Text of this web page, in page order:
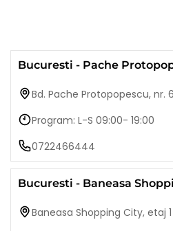
Bucuresti - Pache
Bd. Pache Protopopescu, nr.
Program: L-S 09:00- 19:00
0722466444
Bucuresti - Baneasa
Baneasa Shopping City, etaj